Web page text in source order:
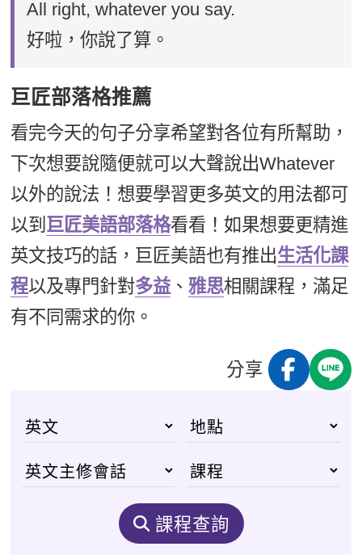
All right, whatever you say.
好啦，你說了算。
巨匠部落格推薦
看完今天的句子分享希望對各位有所幫助，
下次想要說隨便就可以大聲說出Whatever
以外的說法！想要學習更多英文的用法都可
以到 巨匠美語部落格看看！如果想要更精進
英文技巧的話，巨匠美語也有推出生活化課
程以及專門針對多益 、雅思相關課程，滿足
有不同需求的你。
分享
課程查詢